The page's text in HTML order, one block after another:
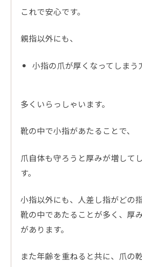
これで安心です。
親指以外にも、
小指の爪が厚くなってしまう
多くいらっしゃいます。
靴の中で小指があたることで、
爪自体も守ろうと厚みが増して
す。
小指以外にも、人差し指がどの
靴の中であたることが多く、厚
があります。
また年齢を重ねると共に、爪の